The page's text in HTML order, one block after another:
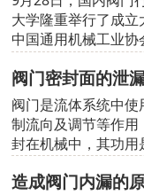
大学隆重举行了成立
中国通用机械工业
为学院揭牌。
阀门密封面的泄
阀门是流体系统中
制流向及调节等作
封在机械中，其功
零件的结合间...
造成阀门内漏的